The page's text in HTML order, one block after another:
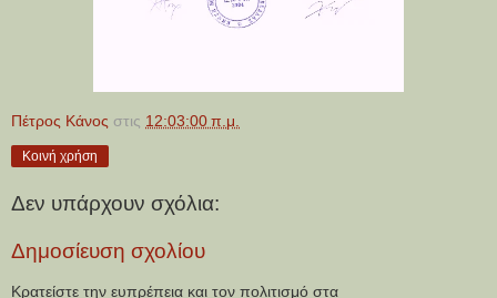
Πέτρος Κάνος στις 12:03:00 π.μ.
Κοινή χρήση
Δεν υπάρχουν σχόλια:
Δημοσίευση σχολίου
Κρατείστε την ευπρέπεια και τον πολιτισμό στα